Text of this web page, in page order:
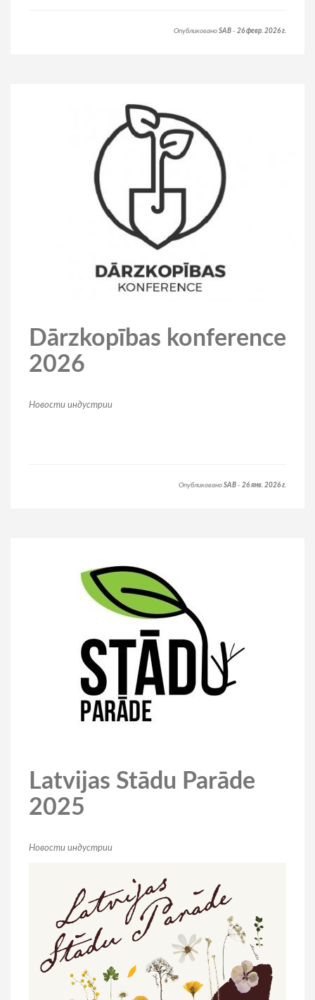
Опубликовано SAB - 26 февр. 2026 г.
Dārzkopības konference
2026
Hовости индустрии
Опубликовано SAB - 26 янв. 2026 г.
Latvijas Stādu Parāde
2025
Hовости индустрии